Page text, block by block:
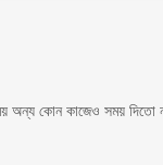
কোন কাজেও সময় দিতো